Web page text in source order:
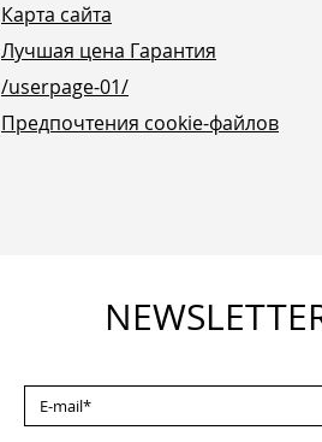
Карта сайта
Лучшая цена Гарантия
/userpage-01/
Предпочтения cookie-файлов
MAIL